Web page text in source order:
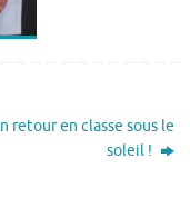
retour en classe sous le
soleil !